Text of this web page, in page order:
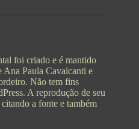
foi criado e é mantido
Ana Paula Cavalcanti e
Não tem fins
A reprodução de seu
a fonte e também